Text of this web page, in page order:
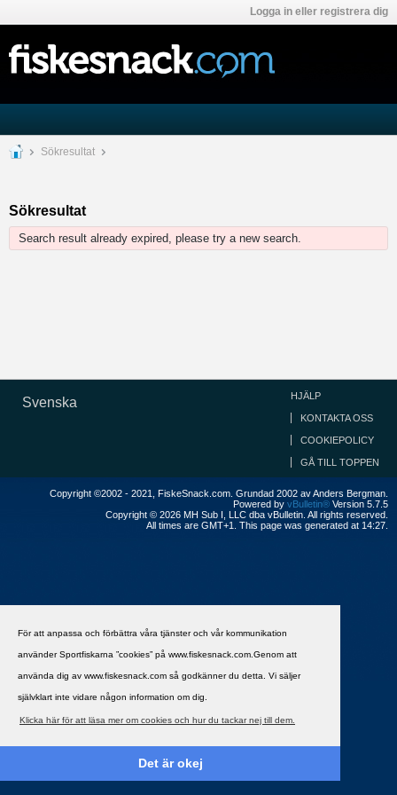
För att anpassa och förbättra våra tjänster och vår kommunikation
använder Sportfiskarna ”cookies” på www.fiskesnack.com.Genom att
använda dig av www.fiskesnack.com så godkänner du detta. Vi säljer
självklart inte vidare någon information om dig.
Klicka här för att läsa mer om cookies och hur du tackar nej till dem.
Det är okej
Logga in eller registrera dig
Sökresultat
Sökresultat
Search result already expired, please try a new search.
Svenska HJÄLP
KONTAKTA OSS
COOKIEPOLICY
GÅ TILL TOPPEN
Copyright ©2002 - 2021, FiskeSnack.com. Grundad 2002 av Anders Bergman.
Powered by vBulletin® Version 5.7.5
Copyright © 2026 MH Sub I, LLC dba vBulletin. All rights reserved.
All times are GMT+1. This page was generated at 14:27.